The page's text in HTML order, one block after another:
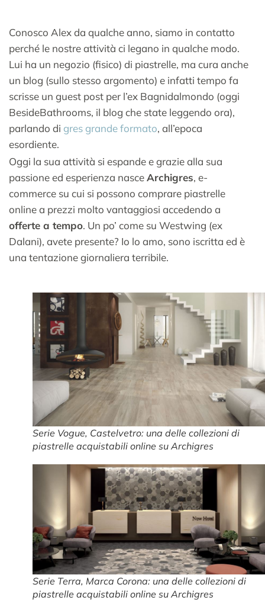
Conosco Alex da qualche anno, siamo in contatto
perché le nostre attività ci legano in qualche modo.
Lui ha un negozio (fisico) di piastrelle, ma cura anche
un blog (sullo stesso argomento) e infatti tempo fa
scrisse un guest post per l’ex Bagnidalmondo (oggi
BesideBathrooms, il blog che state leggendo ora),
parlando di gres grande formato, all’epoca
esordiente.
Oggi la sua attività si espande e grazie alla sua
passione ed esperienza nasceArchigres, e-
commerce su cui si possono comprare piastrelle
online a prezzi molto vantaggiosi accedendo a
offerte a tempo. Un po’ come su Westwing (ex
Dalani), avete presente? Io lo amo, sono iscritta ed è
una tentazione giornaliera terribile.
Serie Vogue, Castelvetro: una delle collezioni di
piastrelle acquistabili online su Archigres
Serie Terra, Marca Corona: una delle collezioni di
piastrelle acquistabili online su Archigres